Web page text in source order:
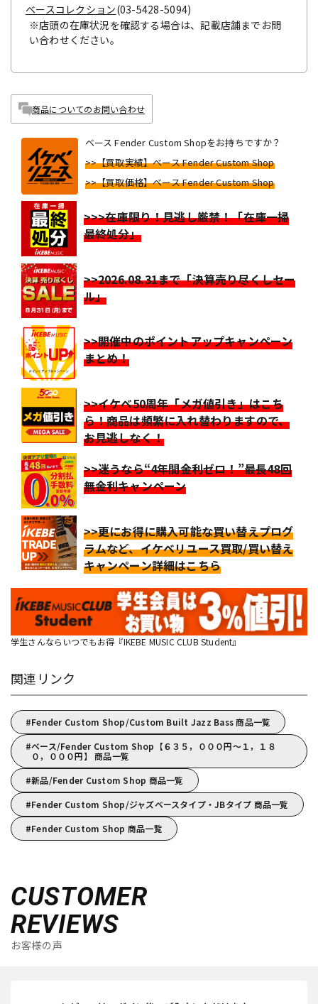
ベースコレクション(03-5428-5094)
※店頭の在庫状況を確認する場合は、記載店舗までお問
い合わせください。
商品についてのお問い合わせ
ベース Fender Custom Shopをお持ちですか？
>>【買取実績】ベース Fender Custom Shop
>>【買取価格】ベース Fender Custom Shop
>>>在庫限り！見逃し厳禁！「在庫一掃
最終処分」
>>2026.08.31まで「決算売り尽くしセー
ル」
>>開催中のポイントアップキャンペーン
まとめ！
>>イケベ50周年「メガ値引き」はこち
ら！商品は頻繁に入れ替わりますので、
お見逃しなく！
>>迷うなら“4年間金利ゼロ！”最長48回
無金利キャンペーン
>>更にお得に購入可能な買い替えプログ
ラムなど、イケベリユース買取/買い替え
キャンペーン詳細はこちら
学生さんならいつでもお得『IKEBE MUSIC CLUB Student』
関連リンク
Fender Custom Shop/Custom Built Jazz Bass 商品一覧
ベース/Fender Custom Shop【６３５，０００円～１，１８
０，０００円】 商品一覧
新品/Fender Custom Shop 商品一覧
Fender Custom Shop/ジャズベースタイプ・JBタイプ 商品一覧
Fender Custom Shop 商品一覧
CUSTOMER
REVIEWS
お客様の声